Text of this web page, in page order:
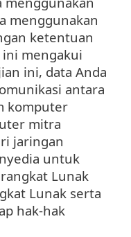
menggunakan
ketentuan
mengakui
ini, data Anda
antara
komputer
mitra
jaringan
untuk
Lunak
Lunak serta
hak-hak